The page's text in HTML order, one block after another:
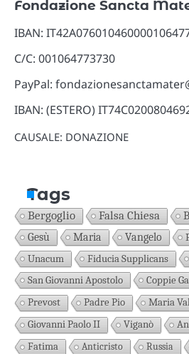
Fondazione Sancta
IBAN:
C/C: 001064773730
PayPal:
IBAN: (ESTERO)
CAUSALE: DONAZIONE
Tags
Bergoglio Falsa Chiesa
Gesù Maria Vangelo
Unacum
Fiducia Supplicans
San Giovanni Apostolo
Coppie
Prevost
Padre Pio
Maria
Giovanni Paolo II
Viganò
Fatima
Anticristo Russia